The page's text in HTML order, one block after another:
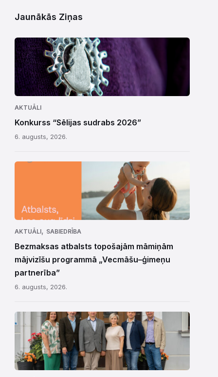
Jaunākās Ziņas
AKTUĀLI
Konkurss “Sēlijas sudrabs 2026”
6. augusts, 2026.
AKTUĀLI, SABIEDRĪBA
Bezmaksas atbalsts topošajām māmiņām
mājvizīšu programmā „Vecmāšu–ģimeņu
partnerība”
6. augusts, 2026.